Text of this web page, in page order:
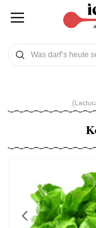
Was wollen Sie suchen
Suchen
Previous